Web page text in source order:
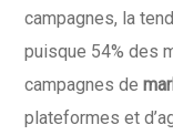
campagnes, la
puisque 54% des
campagnes de
plateformes et